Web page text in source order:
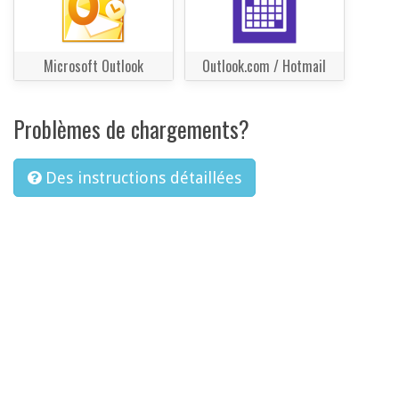
Microsoft Outlook Outlook.com / Hotmail
Problèmes de chargements?
Des instructions détaillées